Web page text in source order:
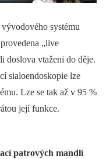
systému
„live
doslova vtaženi do děje.
sialoendoskopie lze
Lze se tak až v 95 %
její funkce.
patrových mandlí